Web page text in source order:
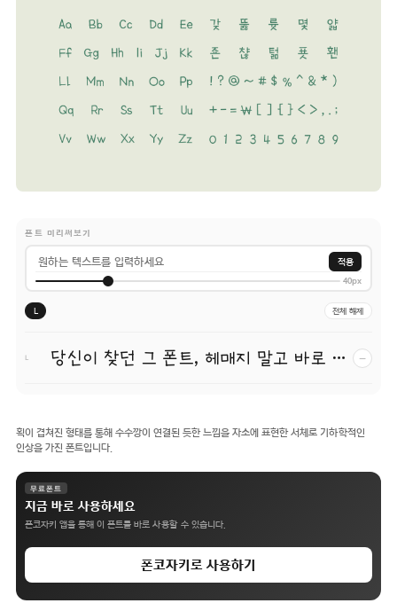
폰트 미리써보기
적용
40px
L 전체 해제
당신이 찾던 그 폰트, 헤매지 말고 바로 폰코! −
획이 겹쳐진 형태를 통해 수수깡이 연결된 듯한 느낌을 자소에 표현한 서체로 기하학적인
인상을 가진 폰트입니다.
무료폰트
지금 바로 사용하세요
폰코자키 앱을 통해 이 폰트를 바로 사용할 수 있습니다.
폰코자키로 사용하기